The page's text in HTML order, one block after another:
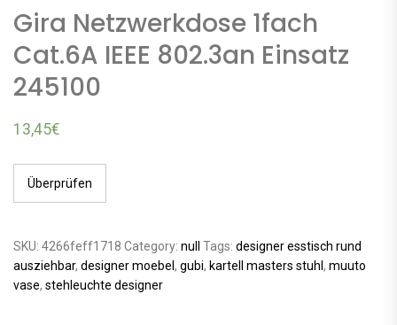
Gira Netzwerkdose 1fach
Cat.6A IEEE 802.3an Einsatz
245100
13,45€
Überprüfen
SKU: 4266feff1718 Category: null Tags: designer esstisch rund
ausziehbar, designer moebel , gubi, kartell masters stuhl , muuto
vase, stehleuchte designer